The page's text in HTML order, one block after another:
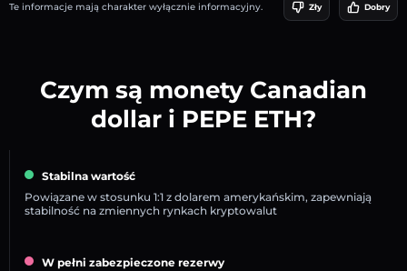
Te informacje mają charakter wyłącznie informacyjny. Zły Dobry
Czym są monety Canadian
dollar i PEPE ETH?
Stabilna wartość
Powiązane w stosunku 1:1 z dolarem amerykańskim, zapewniają
stabilność na zmiennych rynkach kryptowalut
W pełni zabezpieczone rezerwy